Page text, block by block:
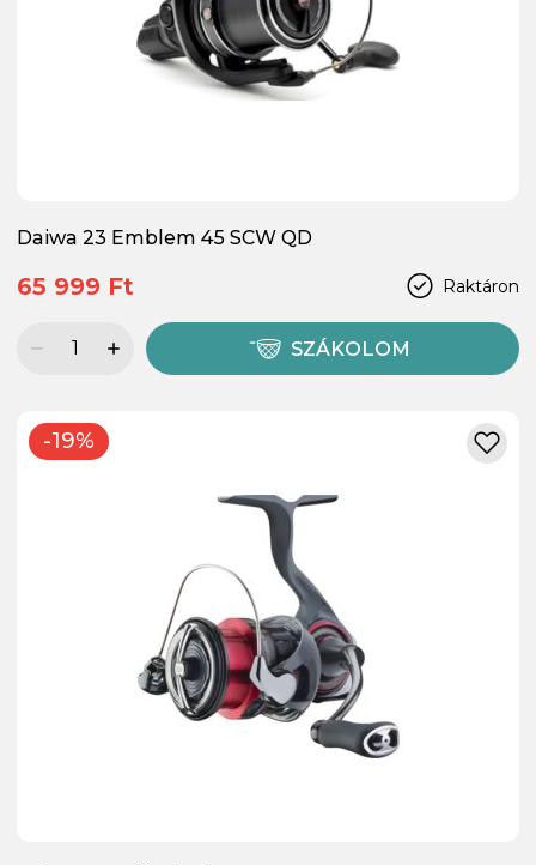
Daiwa 23 Emblem 45 SCW QD
Raktáron
65 999 Ft
SZÁKOLOM
-19%